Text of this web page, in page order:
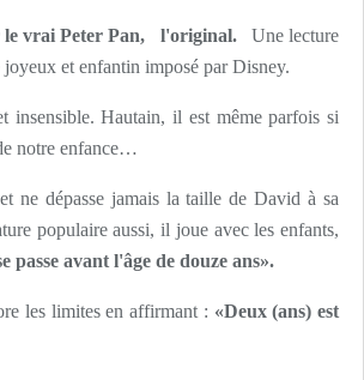
le vrai Peter Pan, l'original.
Une lecture
et enfantin imposé par Disney.
insensible. Hautain, il est même parfois si
notre enfance…
ne dépasse jamais la taille de David à sa
populaire aussi, il joue avec les enfants,
passe avant l'âge de douze ans».
les limites en affirmant : «Deux (ans) est